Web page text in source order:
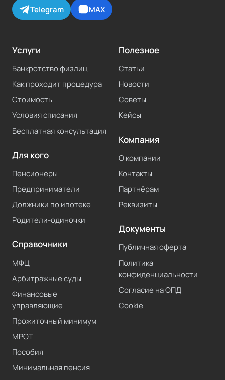
Telegram MAX
Услуги
Банкротство физлиц
Как проходит процедура
Стоимость
Условия списания
Бесплатная консультация
Для кого
Пенсионеры
Предприниматели
Должники по ипотеке
Родители-одиночки
Справочники
МФЦ
Арбитражные суды
Финансовые
управляющие
Прожиточный минимум
МРОТ
Пособия
Минимальная пенсия
Полезное
Статьи
Новости
Советы
Кейсы
Компания
О компании
Контакты
Партнёрам
Реквизиты
Документы
Публичная оферта
Политика
конфиденциальности
Согласие на ОПД
Cookie